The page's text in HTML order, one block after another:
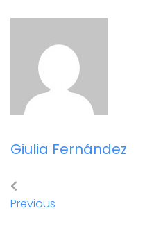
Giulia Fernández
Previous